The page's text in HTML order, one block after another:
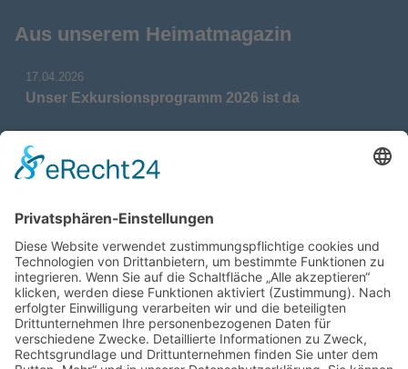
Aus unserem Heimatmagazin
17.04.2026
Unser Exkursionsprogramm 2026 ist da
17.04.2026
Verdienstmedaille für Telse Stoy
Das war: Munition im Meer
17.04.2026
Fahrtenprogramm 2026 ist fertig
12.10.2025
Darstellung verschiedener Orte innerhalb des